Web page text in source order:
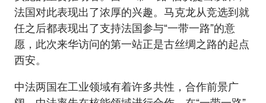
法国对此表现出了浓厚的兴趣。马克龙从竞选到就
任之后都表现出了支持法国参与“一带一路”的意
愿，此次来华访问的第一站正是古丝绸之路的起点
西安。
中法两国在工业领域有着许多共性，合作前景广